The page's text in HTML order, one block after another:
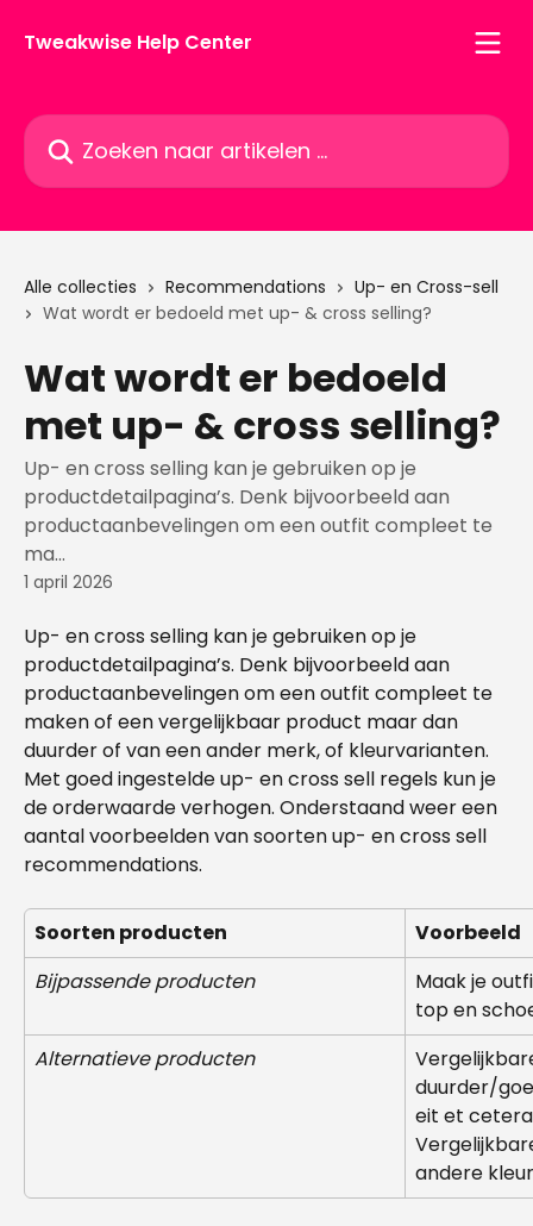
Tweakwise Help Center
Zoeken naar artikelen ...
Alle collecties Recommendations
Up- en Cross-sell
Wat wordt er bedoeld met up- & cross selling?
Wat wordt er bedoeld
met up- & cross selling?
Up- en cross selling kan je gebruiken op je
productdetailpagina’s. Denk bijvoorbeeld aan
productaanbevelingen om een outfit compleet te
ma...
1 april 2026
Up- en cross selling kan je gebruiken op je
productdetailpagina’s. Denk bijvoorbeeld aan
productaanbevelingen om een outfit compleet te
maken of een vergelijkbaar product maar dan
duurder of van een ander merk, of kleurvarianten.
Met goed ingestelde up- en cross sell regels kun je
de orderwaarde verhogen. Onderstaand weer een
aantal voorbeelden van soorten up- en cross sell
recommendations.
Soorten producten
Voorbeeld
Bijpassende producten
Maak je
top en
Alternatieve producten
duurder/
eit et
andere